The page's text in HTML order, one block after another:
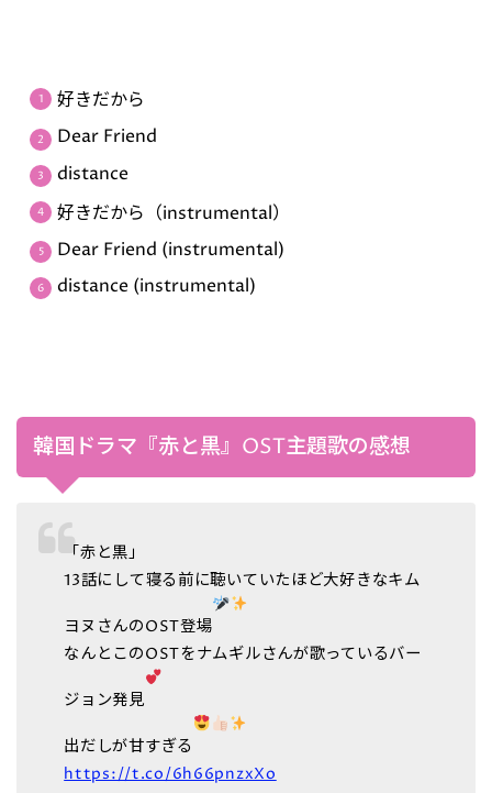
好きだから
Dear Friend
distance
好きだから（instrumental）
Dear Friend (instrumental)
distance (instrumental)
韓国ドラマ『赤と黒』OST主題歌の感想
「赤と黒」
13話にして寝る前に聴いていたほど大好きなキム
ヨヌさんのOST登場
なんとこのOSTをナムギルさんが歌っているバー
ジョン発見
出だしが甘すぎる
https://t.co/6h66pnzxXo